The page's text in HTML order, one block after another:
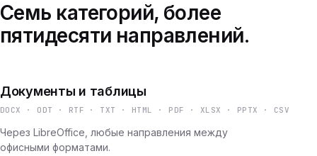
Семь категорий, более
пятидесяти направлений.
Документы и таблицы
DOCX · ODT · RTF · TXT · HTML · PDF · XLSX · PPTX · CSV
Через LibreOffice, любые направления между
офисными форматами.